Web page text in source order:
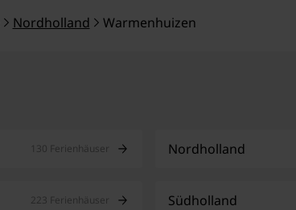
Nordholland Warmenhuizen
130 Ferienhäuser Nordholland
223 Ferienhäuser Südholland